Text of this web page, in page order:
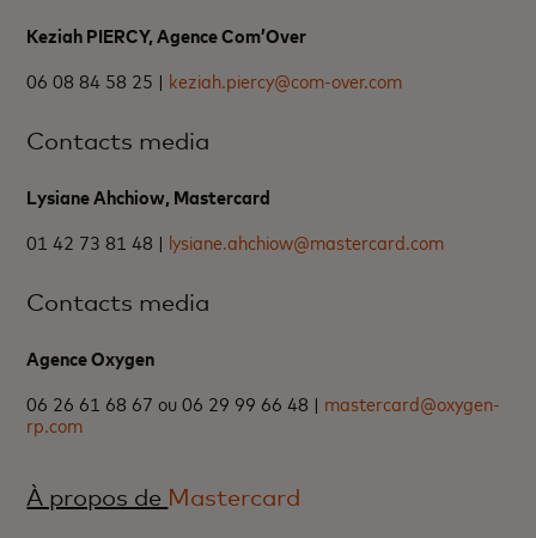
Keziah PIERCY, Agence Com’Over
06 08 84 58 25 | keziah.piercy@com-over.com
Contacts media
Lysiane Ahchiow, Mastercard
01 42 73 81 48 | lysiane.ahchiow@mastercard.com
Contacts media
Agence Oxygen
06 26 61 68 67 ou 06 29 99 66 48 | mastercard@oxygen-
rp.com
À propos de Mastercard